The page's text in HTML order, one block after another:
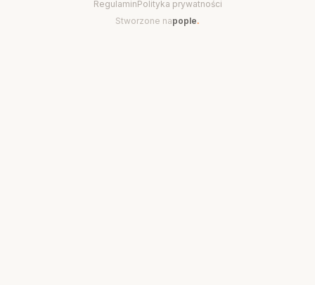
RegulaminPolityka prywatności
Stworzone napople.